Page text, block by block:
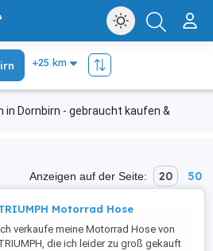
in Dornbirn - gebraucht kaufen &
Anzeigen auf der Seite: 20 50
Motorrad Hose
verkaufe meine Motorrad Hose von
die ich leider zu groß gekauft